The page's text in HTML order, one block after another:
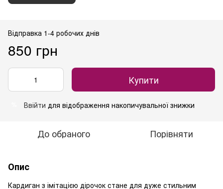
Відправка 1-4 робочих днів
850 грн
Купити
Ввійти для відображення накопичувальної знижки
До обраного Порівняти
Опис
Кардиган з імітацією дірочок стане для дуже стильним